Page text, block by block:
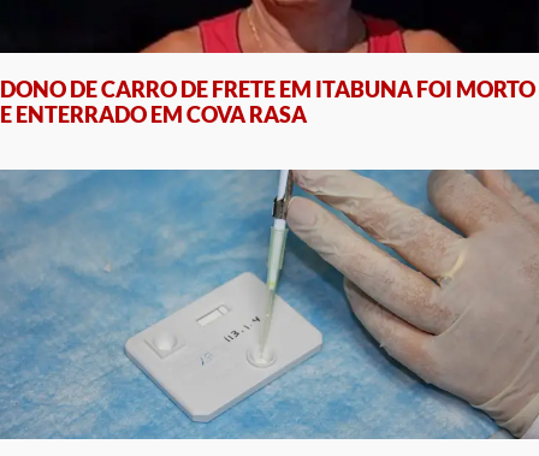
DONO DE CARRO DE FRETE EM ITABUNA FOI MORTO
E ENTERRADO EM COVA RASA